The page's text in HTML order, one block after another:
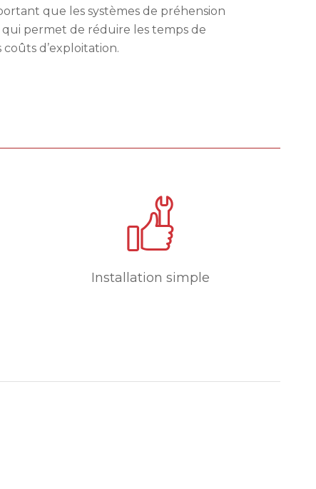
que les systèmes de préhension
permet de réduire les temps de
d’exploitation.
Installation simple